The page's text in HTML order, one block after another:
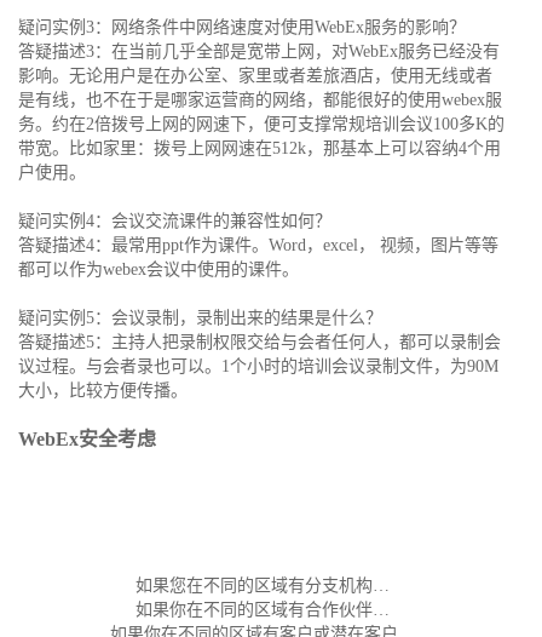
疑问实例3：网络条件中网络速度对使用WebEx服务的影响？
答疑描述3：在当前几乎全部是宽带上网，对WebEx服务已经没有
影响。无论用户是在办公室、家里或者差旅酒店，使用无线或者
是有线，也不在于是哪家运营商的网络，都能很好的使用webex服
务。约在2倍拨号上网的网速下，便可支撑常规培训会议100多K的
带宽。比如家里：拨号上网网速在512k，那基本上可以容纳4个用
户使用。
疑问实例4：会议交流课件的兼容性如何？
答疑描述4：最常用ppt作为课件。Word，excel， 视频，图片等等
都可以作为webex会议中使用的课件。
疑问实例5：会议录制，录制出来的结果是什么？
答疑描述5：主持人把录制权限交给与会者任何人，都可以录制会
议过程。与会者录也可以。1个小时的培训会议录制文件，为90M
大小，比较方便传播。
WebEx安全考虑
如果您在不同的区域有分支机构…
如果你在不同的区域有合作伙伴…